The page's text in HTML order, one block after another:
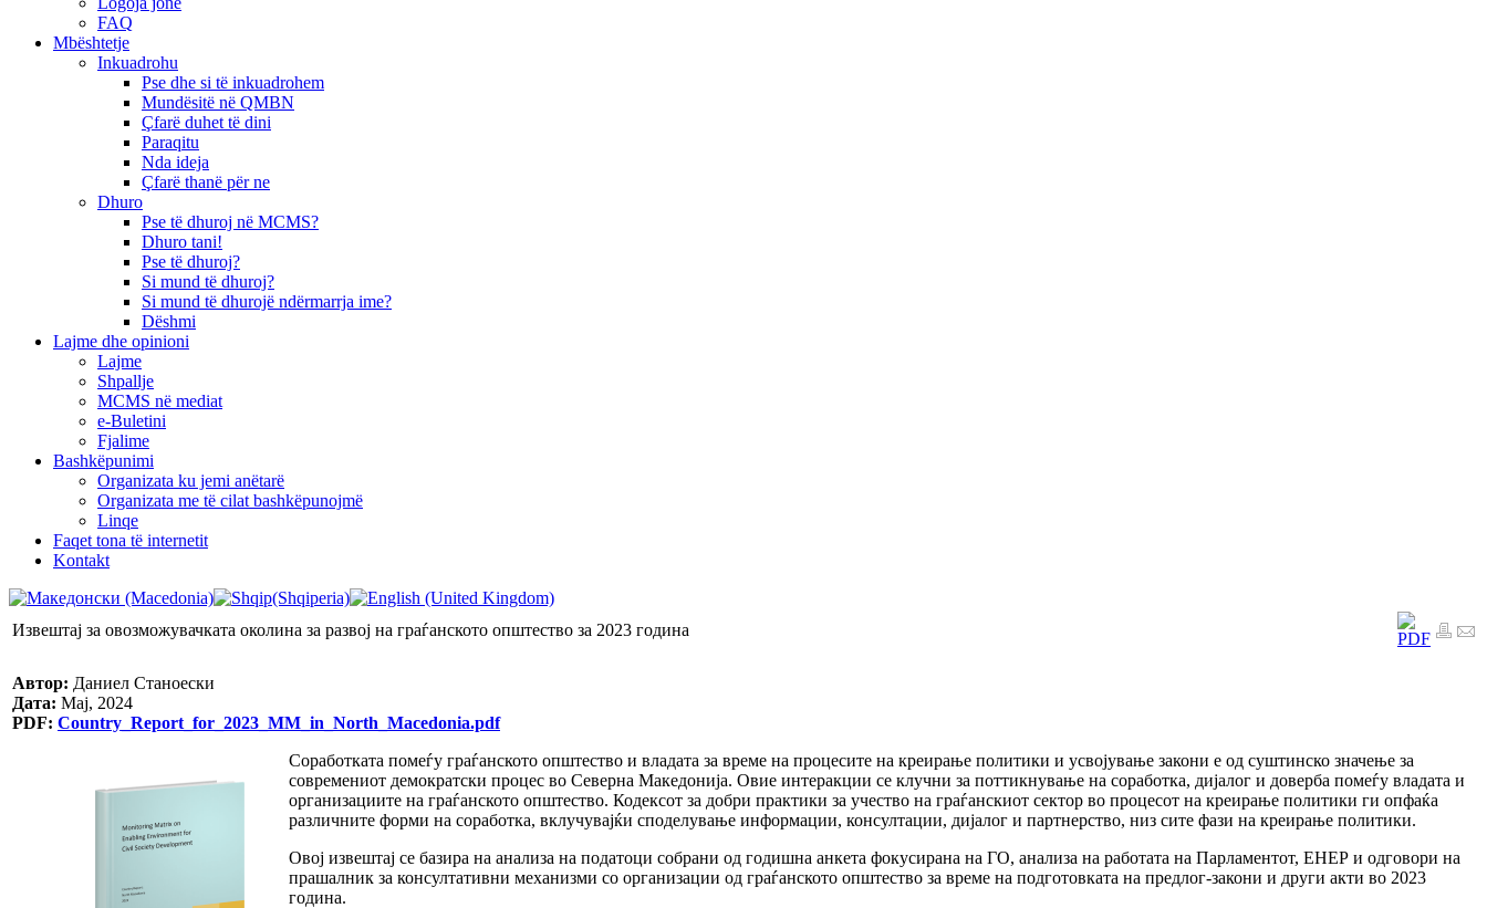
FAQ
Mbështetje
Inkuadrohu
Pse dhe si të inkuadrohem
Mundësitë në QMBN
Çfarë duhet të dini
Paraqitu
Nda ideja
Çfarë thanë për ne
Dhuro
Pse të dhuroj në MCMS?
Dhuro tani!
Pse të dhuroj?
Si mund të dhuroj?
Si mund të dhurojë ndërmarrja ime?
Dëshmi
Lajme dhe opinioni
Lajme
Shpallje
MCMS në mediat
e-Buletini
Fjalime
Bashkëpunimi
Organizata ku jemi anëtarë
Organizata me të cilat bashkëpunojmë
Linqe
Faqet tona të internetit
Kontakt
Извештај за овозможувачката околина за развој на граѓанското општество за 2023 година
Автор: Даниел Станоески
Дата: Мај, 2024
PDF: Country_Report_for_2023_MM_in_North_Macedonia.pdf
Соработката помеѓу граѓанското општество и владата за време на процесите на креирање политики и усвојување закони е од суштинско значење за
современиот демократски процес во Северна Македонија. Овие интеракции се клучни за поттикнување на соработка, дијалог и доверба помеѓу владата и
организациите на граѓанското општество. Кодексот за добри практики за учество на граѓанскиот сектор во процесот на креирање политики ги опфаќа
различните форми на соработка, вклучувајќи споделување информации, консултации, дијалог и партнерство, низ сите фази на креирање политики.
Овој извештај се базира на анализа на податоци собрани од годишна анкета фокусирана на ГО, анализа на работата на Парламентот, ЕНЕР и одговори на
прашалник за консултативни механизми со организации од граѓанското општество за време на подготовката на предлог-закони и други акти во 2023
година.